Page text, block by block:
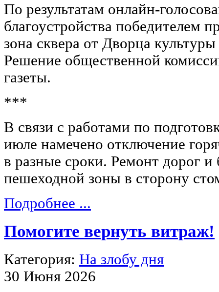
По результатам онлайн-
благоустройства победителем
зона сквера от Дворца
Решение общественной
газеты.
***
В связи с работами по
июле намечено отключение
в разные сроки. Ремонт дорог и
пешеходной зоны в сторону
Подробнее ...
Помогите вернуть витраж!
Категория: На злобу дня
30 Июня 2026